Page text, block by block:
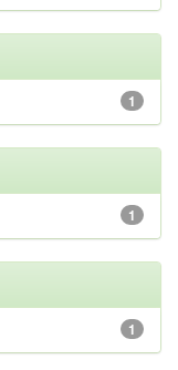
1
1
1